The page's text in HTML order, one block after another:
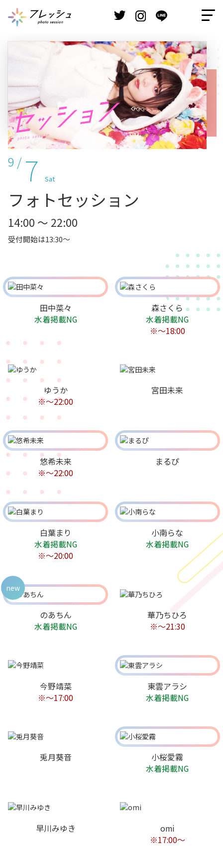
9 / 7 Sat
フォトセッション
14:00 ～ 22:00
受付開始は13:30～
田中菜々
水着掲載NG
森さくら
水着掲載NG
※〜18:00
ゆうか
※～22:00
宮田未来
悠希未来
※～22:00
まるぴ
白葉まり
水着掲載NG
※〜20:00
小南らな
水着掲載NG
のあちん
水着掲載NG
new
華乃ちひろ
※〜21:30
今野靖菜
※〜17:00
東雲アラシ
水着掲載NG
兎月葵音
小桜愛霧
水着掲載NG
早川みゆき
omi
※17:00〜